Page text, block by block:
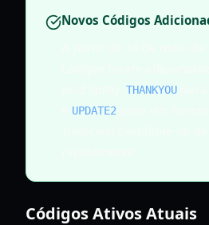
Novos Códigos
THANKYOU
UPDATE2
Códigos Ativos Atuais